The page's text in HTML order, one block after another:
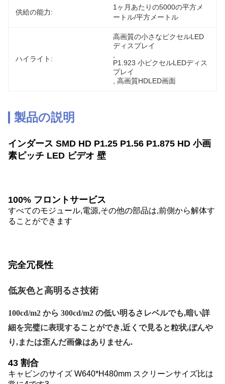
供給の能力:
1ヶ月あたりの5000の平方メ
ートル/平方メートル
ハイライト:
高画質の小さなピクセルLED
ディスプレイ
P1.923 小ピクセルLEDディス
プレイ
高画質HDLED画面
製品の説明
インダース SMD HD P1.25 P1.56 P1.875 HD 小画
素ピッチ LED ビデオ 壁
100% フロントサービス
すべてのモジュール,電源,その他の部品は,前側から解体す
ることができます
完全冗長性
低灰色と高明るさ技術
100cd/m2 から 300cd/m2 の低い明るさレベルでも,暗い詳
細を完璧に表現することができ,近くで見ると粒状,ぼんや
り,または歪んだ画像はありません.
43 割合
キャビンのサイズ W640*H480mm スクリーンサイズ比は